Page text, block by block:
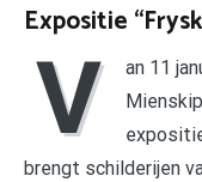
Expositie
V
an 11
brengt schilderijen